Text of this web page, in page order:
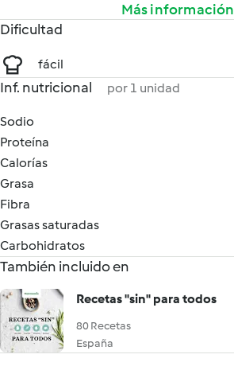
Más información
Dificultad
fácil
Inf. nutricional por 1 unidad
Sodio
Proteína
Calorías
Grasa
Fibra
Grasas saturadas
Carbohidratos
También incluido en
Recetas "sin" para todos
80 Recetas
España